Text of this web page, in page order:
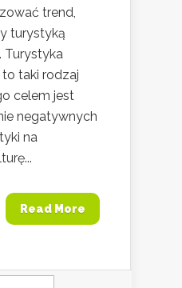
trend,
turystyką
Turystyka
taki rodzaj
celem jest
negatywnych
na
Read More